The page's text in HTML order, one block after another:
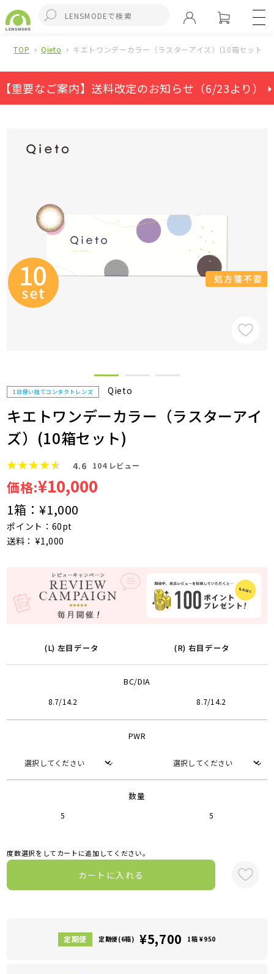
TOP Qieto キエトワンデーカラー（ラスターアイズ）(10箱セット)
【重要なご案内】送料改定のお知らせ（6/23より） ⏵
1日使い捨てコンタクトレンズ Qieto
キエトワンデーカラー（ラスターアイ
ズ）(10箱セット)
4.6 104レビュー
価格:¥10,000
1箱：¥1,000
ポイント：60pt
送料： ¥1,000
(L) 左目データ (R) 右目データ
BC/DIA
8.7/14.2 8.7/14.2
PWR
数量
5 5
度数選択をしてカートに追加してください。
カートに入れる
定期便(6箱) ¥5,700 1箱 ¥950